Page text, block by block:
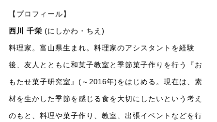
【プロフィール】
西川 千栄 (にしかわ・ちえ)
料理家。富山県生まれ。料理家のアシスタントを経験
後、友人とともに和菓子教室と季節菓子作りを行う『お
もたせ菓子研究室』(～2016年)をはじめる。現在は、素
材を生かした季節を感じる食を大切にしたいという考え
のもと、料理や菓子作り、教室、出張イベントなどを行